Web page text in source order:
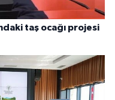
taş ocağı projesi